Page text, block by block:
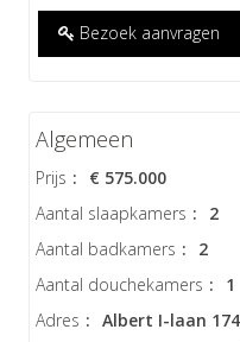
Bezoek aanvragen
Algemeen
Prijs :
€ 575.000
Aantal slaapkamers :
2
Aantal badkamers :
2
Aantal douchekamers :
1
Adres : Albert I-laan